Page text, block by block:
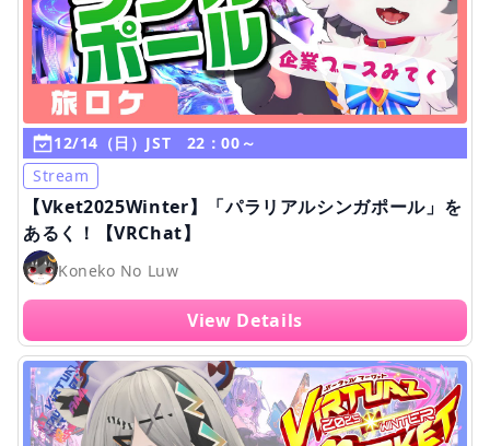
12/14（日）JST 22：00～
Stream
【Vket2025Winter】「パラリアルシンガポール」を
あるく！【VRChat】
Koneko No Luw
View Details